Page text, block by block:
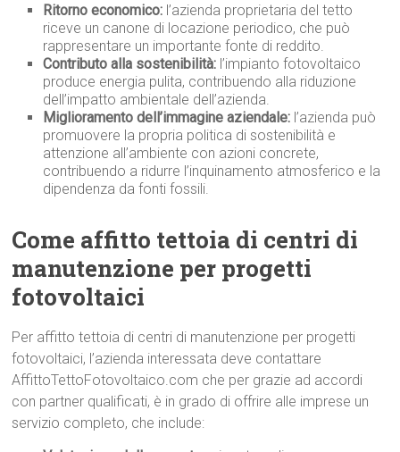
Ritorno economico: l’azienda proprietaria del tetto
riceve un canone di locazione periodico, che può
rappresentare un importante fonte di reddito.
Contributo alla sostenibilità: l’impianto fotovoltaico
produce energia pulita, contribuendo alla riduzione
dell’impatto ambientale dell’azienda.
Miglioramento dell’immagine aziendale: l’azienda può
promuovere la propria politica di sostenibilità e
attenzione all’ambiente con azioni concrete,
contribuendo a ridurre l’inquinamento atmosferico e la
dipendenza da fonti fossili.
Come affitto tettoia di centri di
manutenzione per progetti
fotovoltaici
Per affitto tettoia di centri di manutenzione per progetti
fotovoltaici, l’azienda interessata deve contattare
AffittoTettoFotovoltaico.com che per grazie ad accordi
con partner qualificati, è in grado di offrire alle imprese un
servizio completo, che include: